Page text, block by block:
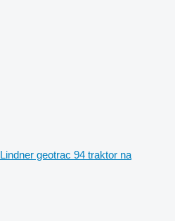
Lindner geotrac 94 traktor na